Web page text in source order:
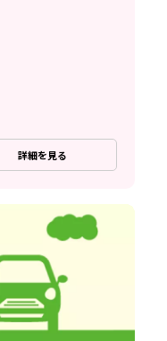
詳細を見る